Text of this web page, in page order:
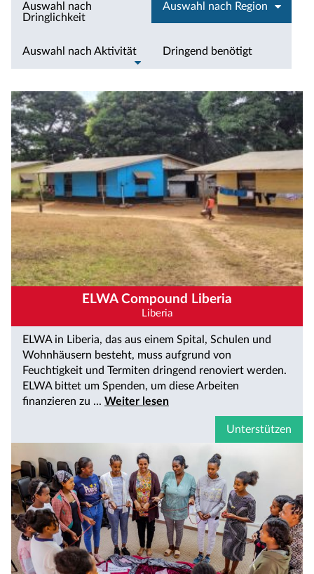
Auswahl nach
Dringlichkeit
Auswahl nach Region
Auswahl nach Aktivität Dringend benötigt
ELWA Compound Liberia
Liberia
ELWA in Liberia, das aus einem Spital, Schulen und
Wohnhäusern besteht, muss aufgrund von
Feuchtigkeit und Termiten dringend renoviert werden.
ELWA bittet um Spenden, um diese Arbeiten
finanzieren zu ... Weiter lesen
Unterstützen